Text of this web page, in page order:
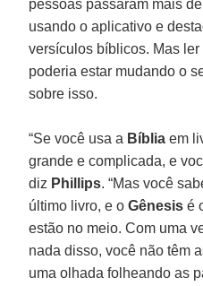
pessoas passaram mais
usando o aplicativo e
versículos bíblicos. Mas
poderia estar mudando o
sobre isso.
“Se você usa a Bíblia em
grande e complicada, e
diz Phillips. “Mas você
último livro, e oGênesis é
estão no meio. Com uma
nada disso, você não têm
uma olhada folheando as